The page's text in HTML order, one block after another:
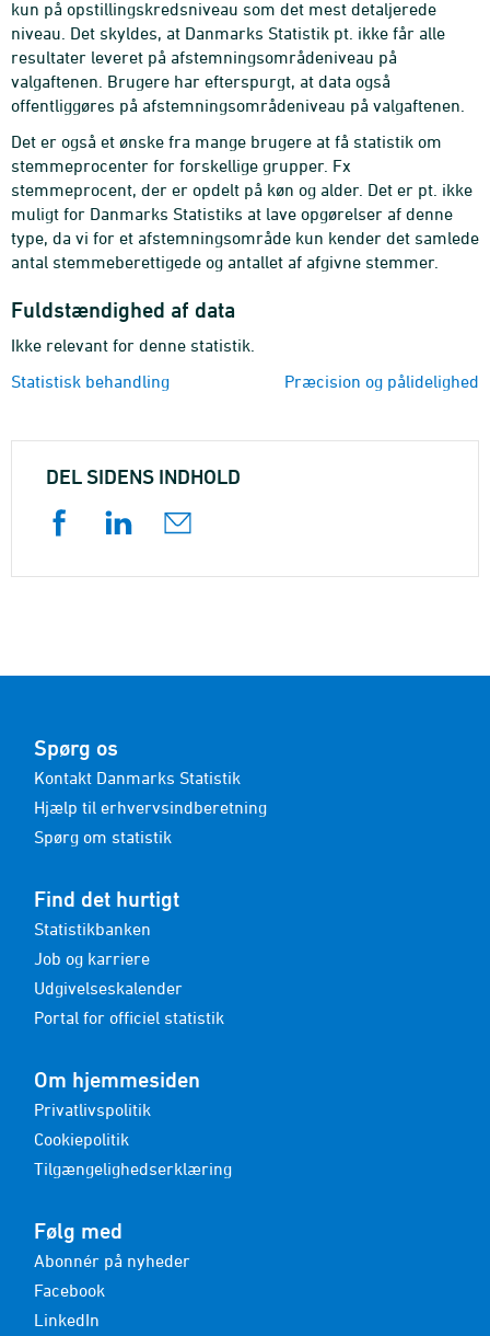
kun på opstillingskredsniveau som det mest detaljerede
niveau. Det skyldes, at Danmarks Statistik pt. ikke får alle
resultater leveret på afstemningsområdeniveau på
valgaftenen. Brugere har efterspurgt, at data også
offentliggøres på afstemningsområdeniveau på valgaftenen.
Det er også et ønske fra mange brugere at få statistik om
stemmeprocenter for forskellige grupper. Fx
stemmeprocent, der er opdelt på køn og alder. Det er pt. ikke
muligt for Danmarks Statistiks at lave opgørelser af denne
type, da vi for et afstemningsområde kun kender det samlede
antal stemmeberettigede og antallet af afgivne stemmer.
Fuldstændighed af data
Ikke relevant for denne statistik.
Statistisk behandling
Præcision og pålidelighed
DEL SIDENS INDHOLD
Spørg os
Kontakt Danmarks Statistik
Hjælp til erhvervsindberetning
Spørg om statistik
Find det hurtigt
Statistikbanken
Job og karriere
Udgivelseskalender
Portal for officiel statistik
Om hjemmesiden
Privatlivspolitik
Cookiepolitik
Tilgængelighedserklæring
Følg med
Abonnér på nyheder
Facebook
LinkedIn